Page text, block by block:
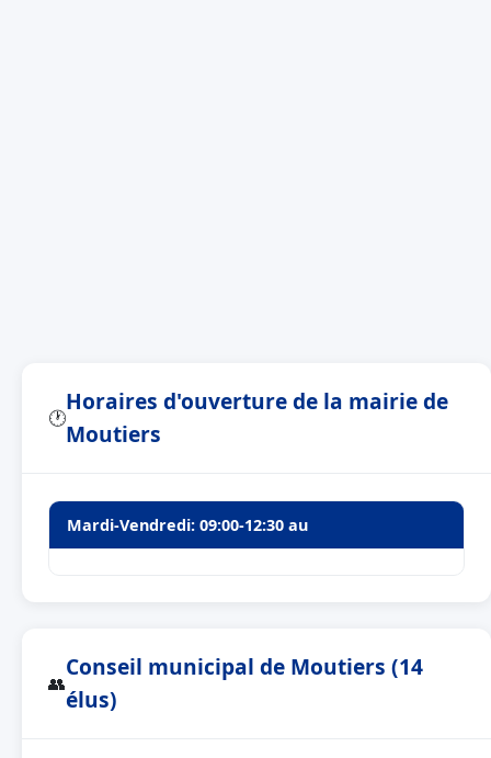
🕐
Horaires d'ouverture de la mairie de
Moutiers
Mardi-Vendredi: 09:00-12:30 au
👥
Conseil municipal de Moutiers (14
élus)